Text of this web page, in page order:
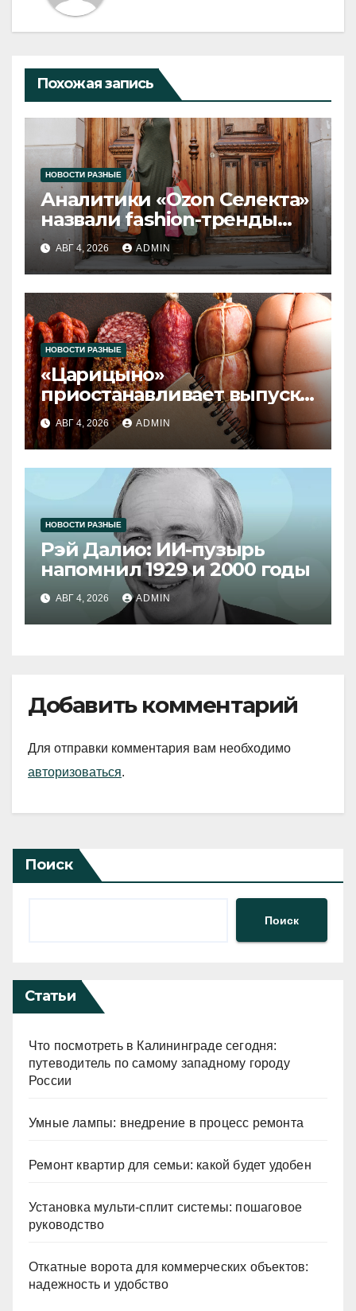
Похожая запись
НОВОСТИ РАЗНЫЕ
Аналитики «Ozon Селекта»
назвали fashion-тренды
2026 года
АВГ 4, 2026 ADMIN
НОВОСТИ РАЗНЫЕ
«Царицыно»
приостанавливает выпуск
продукции
АВГ 4, 2026 ADMIN
НОВОСТИ РАЗНЫЕ
Рэй Далио: ИИ-пузырь
напомнил 1929 и 2000 годы
АВГ 4, 2026 ADMIN
Добавить комментарий
Для отправки комментария вам необходимо
авторизоваться.
Поиск
Поиск
Статьи
Что посмотреть в Калининграде сегодня:
путеводитель по самому западному городу
России
Умные лампы: внедрение в процесс ремонта
Ремонт квартир для семьи: какой будет удобен
Установка мульти-сплит системы: пошаговое
руководство
Откатные ворота для коммерческих объектов:
надежность и удобство